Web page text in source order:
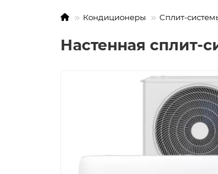
Кондиционеры Сплит-
Настенная сплит-